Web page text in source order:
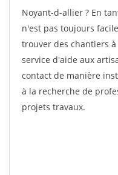
Noyant-d-allier ? En
n'est pas toujours
trouver des chantiers
service d'aide aux
contact de manière
à la recherche de
projets travaux.